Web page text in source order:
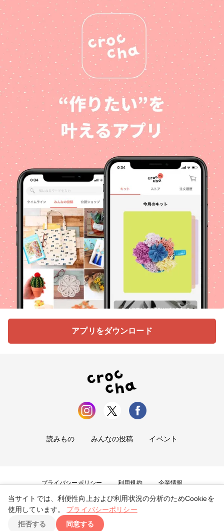
アプリをダウンロード
読みもの みんなの投稿 イベント
プライバシーポリシー 利用規約 企業情報
お問い合わせ
Copyright ©2026tryangle Co., Ltd. All Rights Reserved.
当サイトでは、利便性向上および利用状況の分析のためCookieを
使用しています。
プライバシーポリシー
拒否する
同意する